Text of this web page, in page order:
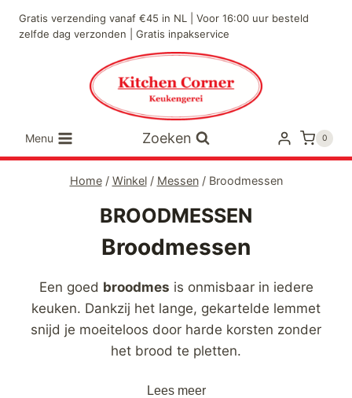
naar
Gratis verzending vanaf €45 in NL | Voor 16:00 uur besteld
zelfde dag verzonden | Gratis inpakservice
Menu Zoeken 0
Home / Winkel / Messen / Broodmessen
BROODMESSEN
Broodmessen
Een goed broodmes is onmisbaar in iedere
keuken. Dankzij het lange, gekartelde lemmet
snijd je moeiteloos door harde korsten zonder
het brood te pletten.
Lees meer